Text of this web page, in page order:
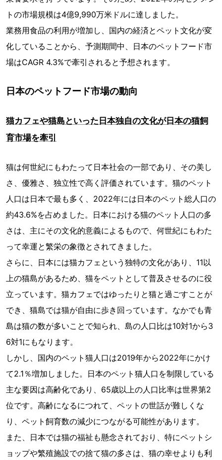
トの市場規模は4億9,990万米ドルに達しました。
業務用食品の利用が増加し、国内の経済とペット文化が変
化していることから、予測期間中、日本のペットフード市
場はCAGR 4.3%で牽引されると予想されます。
日本のペットフード市場の動向
猫カフェや猫島といった日本独自の文化が日本の猫飼
育市場を牽引
猫は何世紀にもわたって日本社会の一部であり、その美し
さ、優雅さ、独立性で高く評価されています。猫のペット
人口は日本で最も多く、2022年には日本のペット総人口の
約43.6%を占めました。日本における猫のペット人口の多
さは、主にその文化的意義によるもので、何世紀にもわた
って幸運と繁栄の象徴とされてきました。
さらに、日本には猫カフェという独特の文化があり、11以
上の猫島があるため、猫をペットとして普及させるのに役
立っています。猫カフェではゆったりと猫と過ごすことが
でき、猫島では猫が自由に歩き回っています。なかでも青
島は猫の数が多いことで知られ、島の人口比は10対1から3
6対1にもなります。
しかし、国内のペット猫人口は2019年から2022年にかけ
て2.1％増加しました。日本のペット猫人口を制限している
主な要因は高齢化であり、65歳以上の人口比率は世界第2
位です。高齢になるにつれて、ペットの世話が難しくな
り、ペット飼育数の減少につながる可能性があります。
また、日本では猫の福祉も懸念されており、特にペットシ
ョップや繁殖施設での捨て猫の多さは、猫の幸せよりも利